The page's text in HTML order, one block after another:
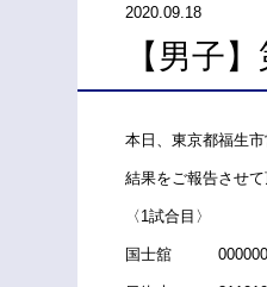
2020.09.18
【男子
本日、東京都福生
結果をご報告させて
〈1試合目〉
国士舘